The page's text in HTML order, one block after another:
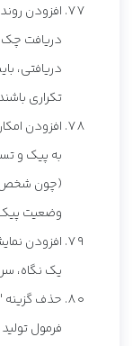
افزودن
دریافت چک
دریافتی،
تکراری
افزودن
به پیک و
(چون شخص
وضعیت پیک
افزودن
یک نگاه،
حذف گزینه
فرمول